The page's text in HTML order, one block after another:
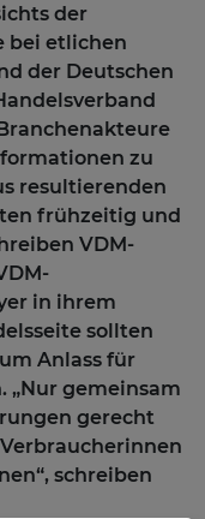
der
bei etlichen
der Deutschen
zu
resultierenden
frühzeitig und
VDM-
in ihrem
sollten
Anlass für
„Nur gemeinsam
gerecht
schreiben